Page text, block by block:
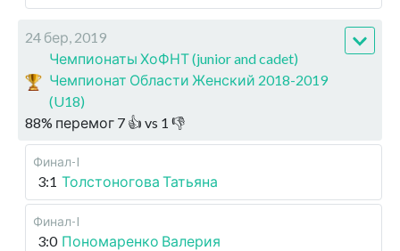
24 бер, 2019
Чемпионаты ХоФНТ (junior and cadet)
Чемпионат Области Женский 2018-2019
(U18)
88% перемог 7 👍 vs 1 👎
Финал-I
3:1 Толстоногова Татьяна
Финал-I
3:0 Пономаренко Валерия